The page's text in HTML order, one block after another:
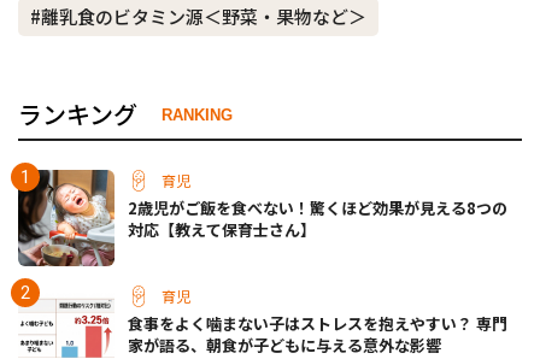
#離乳食のビタミン源＜野菜・果物など＞
ランキング RANKING
育児
2歳児がご飯を食べない！驚くほど効果が見える8つの
対応【教えて保育士さん】
育児
食事をよく噛まない子はストレスを抱えやすい？ 専門
家が語る、朝食が子どもに与える意外な影響